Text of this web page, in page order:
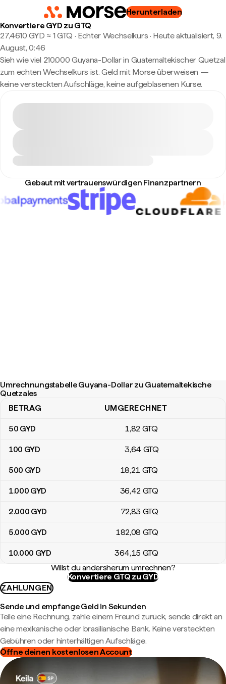
Herunterladen
Konvertiere GYD zu GTQ
27,4610 GYD ≈ 1 GTQ · Echter Wechselkurs · Heute aktualisiert, 9.
August, 0:46
Sieh wie viel 210.000 Guyana-Dollar in Guatemaltekischer Quetzal
zum echten Wechselkurs ist. Geld mit Morse überweisen —
keine versteckten Aufschläge, keine aufgeblasenen Kurse.
Gebaut mit vertrauenswürdigen Finanzpartnern
Umrechnungstabelle Guyana-Dollar zu Guatemaltekische
Quetzales
Umrechnungstabelle Guyana-Dollar zu Guatemaltekische
BETRAG UMGERECHNET
50 GYD 1,82 GTQ
100 GYD 3,64 GTQ
500 GYD 18,21 GTQ
1.000 GYD 36,42 GTQ
2.000 GYD 72,83 GTQ
5.000 GYD 182,08 GTQ
10.000 GYD 364,15 GTQ
Willst du andersherum umrechnen?
Konvertiere GTQ zu GYD
ZAHLUNGEN
Sende und empfange Geld in Sekunden
Teile eine Rechnung, zahle einem Freund zurück, sende direkt an
eine mexikanische oder brasilianische Bank. Keine versteckten
Gebühren oder hinterhältigen Aufschläge.
Öffne deinen kostenlosen Account